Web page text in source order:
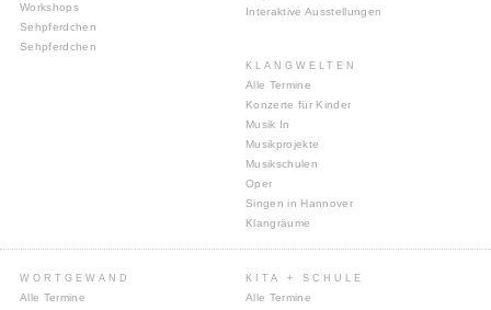
Workshops
Sehpferdchen
Sehpferdchen
Interaktive Ausstellungen
KLANGWELTEN
Alle Termine
Konzerte für Kinder
Musik In
Musikprojekte
Musikschulen
Oper
Singen in Hannover
Klangräume
WORTGEWAND
Alle Termine
KITA + SCHULE
Alle Termine